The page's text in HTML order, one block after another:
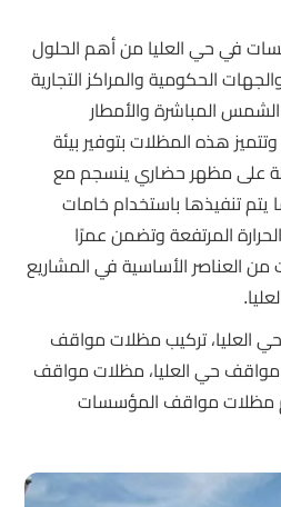
في حي العليا من أهم الحلول
الحكومية والمراكز التجارية
المباشرة والأمطار
هذه المظلات بتوفير بيئة
على مظهر حضاري ينسجم مع
يتم تنفيذها باستخدام خامات
المرتفعة وتضمن عمرًا
من العناصر الأساسية في المشاريع
تركيب مظلات مواقف
حي العليا، مظلات مواقف
مظلات مواقف المؤسسات